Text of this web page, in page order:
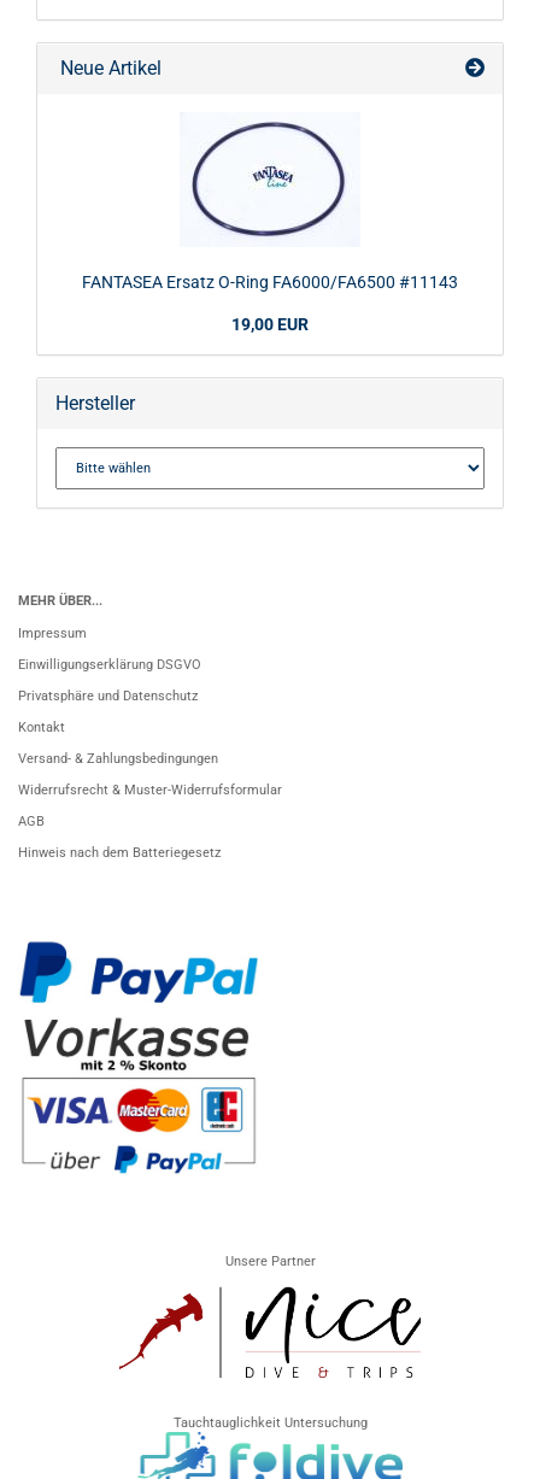
Neue Artikel
FANTASEA Ersatz O-Ring FA6000/FA6500 #11143
19,00 EUR
Hersteller
MEHR ÜBER...
Impressum
Einwilligungserklärung DSGVO
Privatsphäre und Datenschutz
Kontakt
Versand- & Zahlungsbedingungen
Widerrufsrecht & Muster-Widerrufsformular
AGB
Hinweis nach dem Batteriegesetz
Unsere Partner
Tauchtauglichkeit Untersuchung